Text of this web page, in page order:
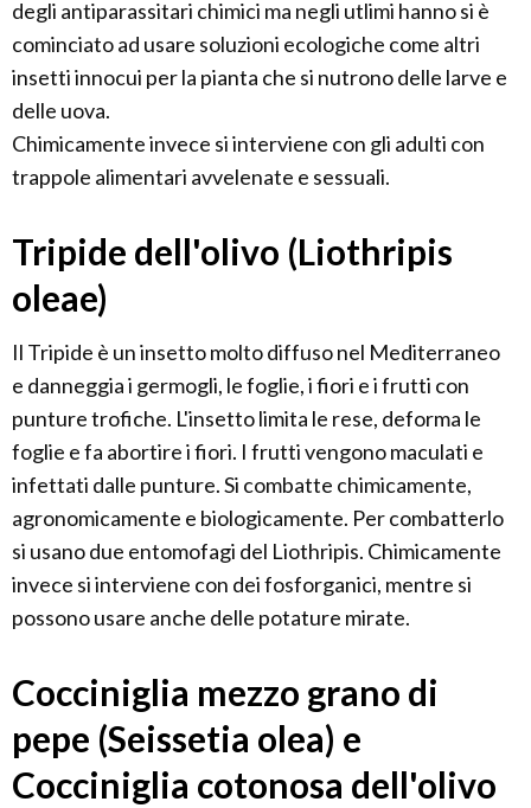
degli antiparassitari chimici ma negli utlimi hanno si è
cominciato ad usare soluzioni ecologiche come altri
insetti innocui per la pianta che si nutrono delle larve e
delle uova.
Chimicamente invece si interviene con gli adulti con
trappole alimentari avvelenate e sessuali.
Tripide dell'olivo (Liothripis
oleae)
Il Tripide è un insetto molto diffuso nel Mediterraneo
e danneggia i germogli, le foglie, i fiori e i frutti con
punture trofiche. L'insetto limita le rese, deforma le
foglie e fa abortire i fiori. I frutti vengono maculati e
infettati dalle punture. Si combatte chimicamente,
agronomicamente e biologicamente. Per combatterlo
si usano due entomofagi del Liothripis. Chimicamente
invece si interviene con dei fosforganici, mentre si
possono usare anche delle potature mirate.
Cocciniglia mezzo grano di
pepe (Seissetia olea) e
Cocciniglia cotonosa dell'olivo